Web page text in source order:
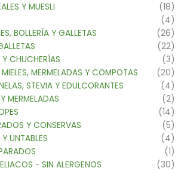
Y MUESLI
(18)
(4)
BOLLERÍA Y GALLETAS
(26)
(22)
CHUCHERÍAS
(3)
MERMELADAS Y COMPOTAS
(20)
STEVIA Y EDULCORANTES
(4)
MERMELADAS
(2)
(14)
Y CONSERVAS
(5)
UNTABLES
(4)
(1)
- SIN ALERGENOS
(30)